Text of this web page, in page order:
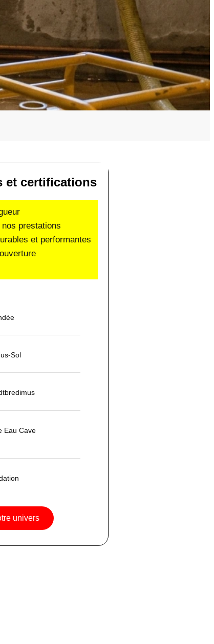
et certifications
prestations
et performantes
Sol
Eau Cave
univers